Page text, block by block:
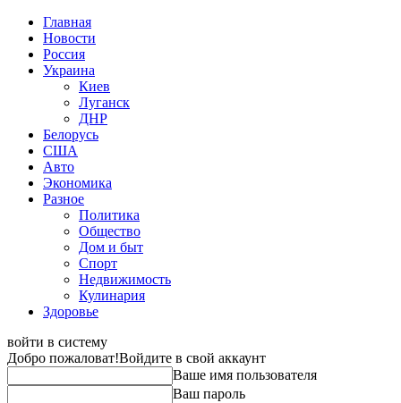
Главная
Новости
Россия
Украина
Киев
Луганск
ДНР
Белорусь
США
Авто
Экономика
Разное
Политика
Общество
Дом и быт
Спорт
Недвижимость
Кулинария
Здоровье
войти в систему
Добро пожаловат!Войдите в свой аккаунт
Ваше имя пользователя
Ваш пароль